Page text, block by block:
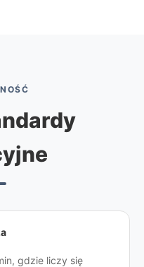
gdzie liczy się